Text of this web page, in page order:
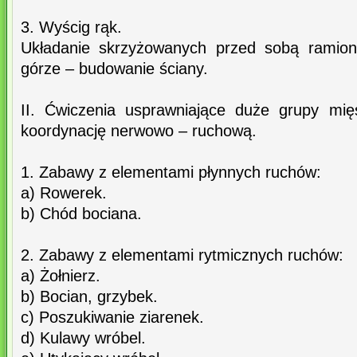
3. Wyścig rąk.
Układanie skrzyżowanych przed sobą
górze – budowanie ściany.
II. Ćwiczenia usprawniające duże grupy
koordynację nerwowo – ruchową.
1. Zabawy z elementami płynnych ruchów:
a) Rowerek.
b) Chód bociana.
2. Zabawy z elementami rytmicznych ruchów:
a) Żołnierz.
b) Bocian, grzybek.
c) Poszukiwanie ziarenek.
d) Kulawy wróbel.